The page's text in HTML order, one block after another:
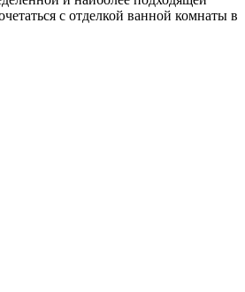
с отделкой ванной комнаты в